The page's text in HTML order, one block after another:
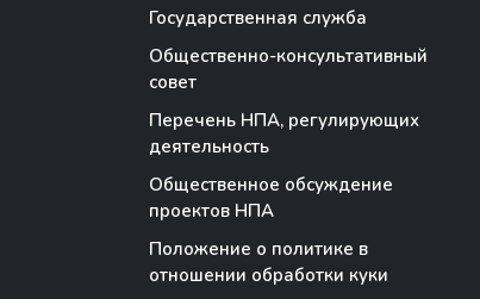
Государственная служба
Общественно-консультативный
совет
Перечень НПА, регулирующих
деятельность
Общественное обсуждение
проектов НПА
Положение о политике в
отношении обработки куки